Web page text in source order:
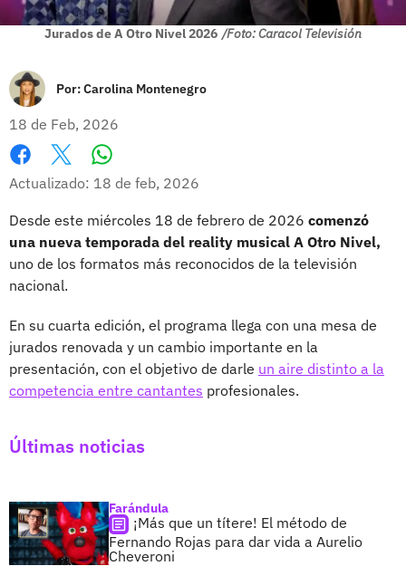
Jurados de A Otro Nivel 2026 /Foto: Caracol Televisión
Por:Carolina Montenegro
18 de Feb, 2026
Facebook
X
Actualizado: 18 de feb, 2026
Desde este miércoles 18 de febrero de 2026 comenzó
una nueva temporada del reality musical A Otro Nivel,
uno de los formatos más reconocidos de la televisión
nacional.
En su cuarta edición, el programa llega con una mesa de
jurados renovada y un cambio importante en la
presentación, con el objetivo de darle un aire distinto a la
competencia entre cantantes profesionales.
Últimas noticias
Farándula
¡Más que un títere! El método de
Fernando Rojas para dar vida a Aurelio
Cheveroni